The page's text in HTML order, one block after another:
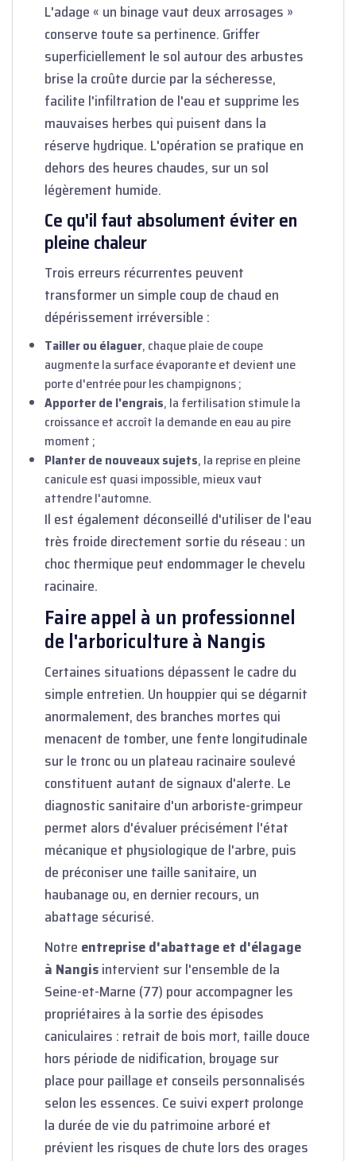
L'adage « un binage vaut deux arrosages »
conserve toute sa pertinence. Griffer
superficiellement le sol autour des arbustes
brise la croûte durcie par la sécheresse,
facilite l'infiltration de l'eau et supprime les
mauvaises herbes qui puisent dans la
réserve hydrique. L'opération se pratique en
dehors des heures chaudes, sur un sol
légèrement humide.
Ce qu'il faut absolument éviter en
pleine chaleur
Trois erreurs récurrentes peuvent
transformer un simple coup de chaud en
dépérissement irréversible :
Tailler ou élaguer, chaque plaie de coupe
augmente la surface évaporante et devient une
porte d'entrée pour les champignons ;
Apporter de l'engrais, la fertilisation stimule la
croissance et accroît la demande en eau au pire
moment ;
Planter de nouveaux sujets, la reprise en pleine
canicule est quasi impossible, mieux vaut
attendre l'automne.
Il est également déconseillé d'utiliser de l'eau
très froide directement sortie du réseau : un
choc thermique peut endommager le chevelu
racinaire.
Faire appel à un professionnel
de l'arboriculture à Nangis
Certaines situations dépassent le cadre du
simple entretien. Un houppier qui se dégarnit
anormalement, des branches mortes qui
menacent de tomber, une fente longitudinale
sur le tronc ou un plateau racinaire soulevé
constituent autant de signaux d'alerte. Le
diagnostic sanitaire d'un arboriste-grimpeur
permet alors d'évaluer précisément l'état
mécanique et physiologique de l'arbre, puis
de préconiser une taille sanitaire, un
haubanage ou, en dernier recours, un
abattage sécurisé.
Notre entreprise d'abattage et d'élagage
à Nangisintervient sur l'ensemble de la
Seine-et-Marne (77) pour accompagner les
propriétaires à la sortie des épisodes
caniculaires : retrait de bois mort, taille douce
hors période de nidification, broyage sur
place pour paillage et conseils personnalisés
selon les essences. Ce suivi expert prolonge
la durée de vie du patrimoine arboré et
prévient les risques de chute lors des orages